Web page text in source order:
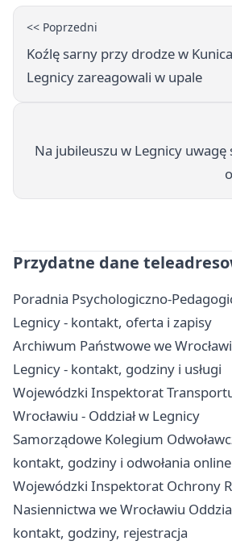
<< Poprzedni
Koźlę sarny przy drodze w
Legnicy zareagowali w upale
Na jubileuszu w Legnicy uwagę
Przydatne dane
Poradnia Psychologiczno-
Legnicy - kontakt, oferta i zapisy
Archiwum Państwowe we
Legnicy - kontakt, godziny i usługi
Wojewódzki Inspektorat
Wrocławiu - Oddział w Legnicy
Samorządowe Kolegium
kontakt, godziny i odwołania online
Wojewódzki Inspektorat Ochrony
Nasiennictwa we Wrocławiu
kontakt, godziny, rejestracja